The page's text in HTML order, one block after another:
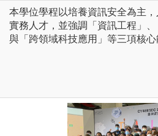
本學位學程以培養資訊安全為主
實務人才，並強調「資訊工程」
與「跨領域科技應用」等三項核心